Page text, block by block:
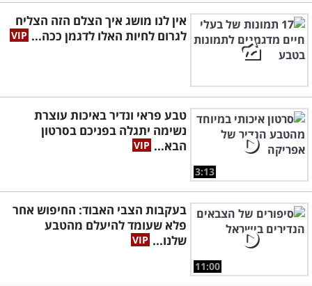
אין לנו מושג איך הצלם הזה הצליח
לגרום לחיות האלו לדגמן ככה...
3:13
טבע פראי ונדיר באיכות עוצרת
נשימה יתגלה בפניכם בסרטון
הבא...
11:00
בעקבות הצבי האבוד: החיפוש אחר
פלא שעומד להיעלם מהטבע
שלנו...